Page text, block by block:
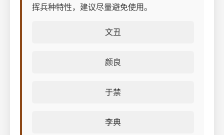
挥兵种特性，建议尽量避免使用。
文丑
颜良
于禁
李典